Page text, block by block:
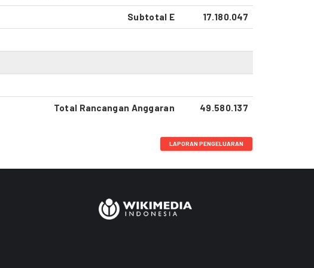
Subtotal E 17.180.047
Total Rancangan Anggaran 49.580.137
LAPORAN PENGELUARAN